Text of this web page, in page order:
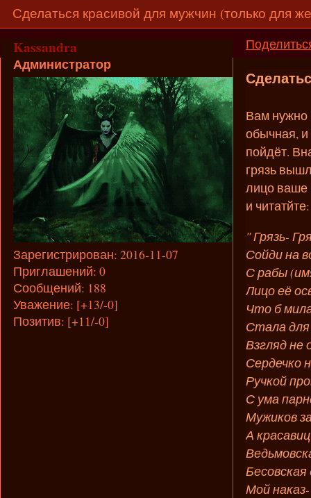
Сделаться красивой для мужчин (только для
Kassandra
Администратор
Зарегистрирован: 2016-11-07
Приглашений: 0
Сообщений: 188
Уважение: [+13/-0]
Позитив: [+11/-0]
Вам нужно
обычная,
пойдёт.
грязь
лицо ваше
и читатйте:
" Грязь-
Сойди на
С рабы
Лицо её
Что б
Стала
Взгляд не
Сердечко
Ручкой
С ума
Мужиков
А
Бесовская
Мой